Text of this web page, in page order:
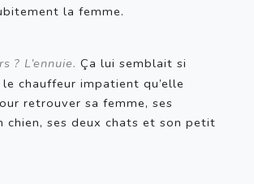
la femme.
? L’ennuie. Ça lui semblait si
chauffeur impatient qu’elle
retrouver sa femme, ses
chien, ses deux chats et son petit